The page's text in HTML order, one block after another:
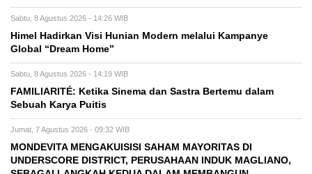
Sabtu, 8 Agustus 2026 - 14:26 WIB
Himel Hadirkan Visi Hunian Modern melalui Kampanye
Global “Dream Home”
Sabtu, 8 Agustus 2026 - 14:19 WIB
FAMILIARITÉ: Ketika Sinema dan Sastra Bertemu dalam
Sebuah Karya Puitis
Jumat, 7 Agustus 2026 - 09:32 WIB
MONDEVITA MENGAKUISISI SAHAM MAYORITAS DI
UNDERSCORE DISTRICT, PERUSAHAAN INDUK MAGLIANO,